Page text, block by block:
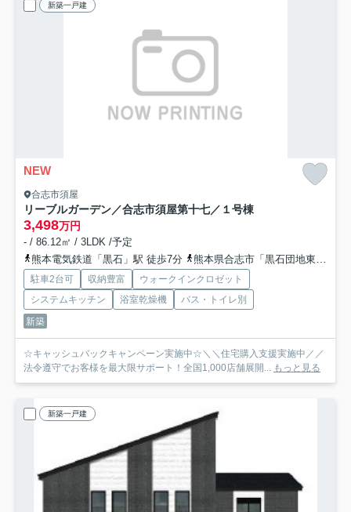
新築一戸建
NEW
合志市須屋
リーブルガーデン／合志市須屋第十七／１号棟
3,498万円
- / 86.12㎡ / 3LDK /予定
熊本電気鉄道「黒石」駅 徒歩7分
熊本県合志市「黒石団地東」バス停下車 徒歩5分
駐車2台可 収納豊富
ウォークインクロゼット
システムキッチン
浴室乾燥機
バス・トイレ別
新築
☆キャッシュバックキャンペーン実施中☆＼＼住宅購入支援実施中／／
法令遵守でお客様を最大限サポート！全国1,000店舗展開... もっと見る
新築一戸建